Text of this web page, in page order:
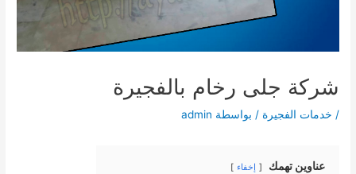
شركة جلى رخام بالفجيرة
/ خدمات الفجيرة / بواسطة admin
عناوين تهمك إخفاء